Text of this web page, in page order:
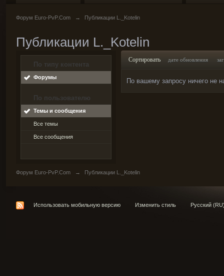
Форум Euro-PvP.Com → Публикации L._Kotelin
Публикации L._Kotelin
По типу контента
Форумы
По пользователю
Темы и сообщения
Все темы
Все сообщения
Сортировать дате обновления
По вашему запросу ничего не
Форум Euro-PvP.Com → Публикации L._Kotelin
Использовать мобильную версию Изменить стиль Русский